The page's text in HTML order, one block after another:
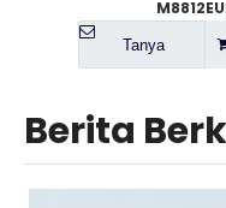
Tanya
Berita